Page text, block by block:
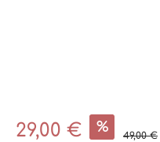
29,00 € %
49,00 €